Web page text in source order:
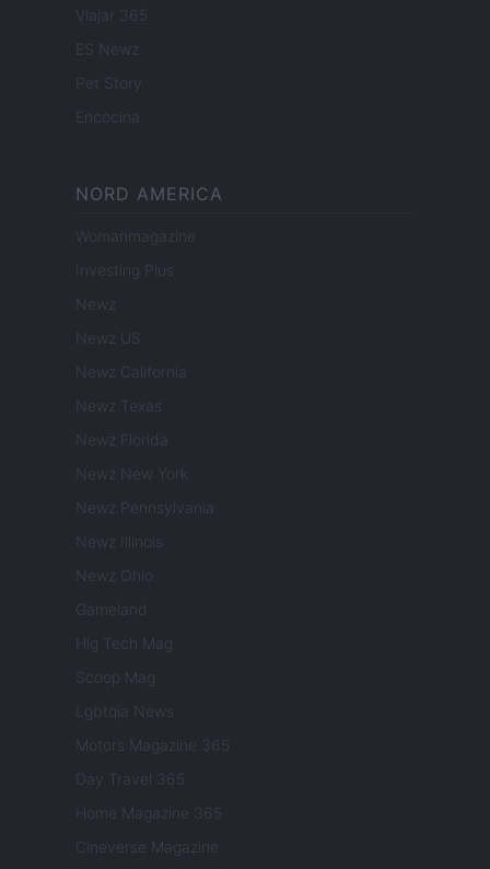
Viajar 365
ES Newz
Pet Story
Encocina
NORD AMERICA
Womanmagazine
Investing Plus
Newz
Newz US
Newz California
Newz Texas
Newz Florida
Newz New York
Newz Pennsylvania
Newz Illinois
Newz Ohio
Gameland
Hig Tech Mag
Scoop Mag
Lgbtqia News
Motors Magazine 365
Day Travel 365
Home Magazine 365
Cineverse Magazine